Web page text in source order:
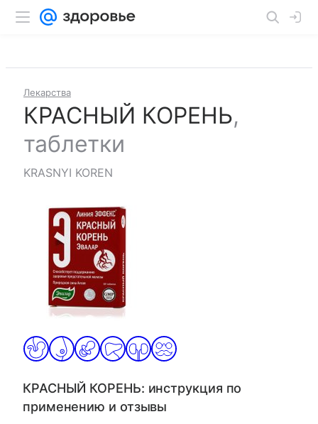
Лекарства
КРАСНЫЙ КОРЕНЬ,
таблетки
KRASNYI KOREN
КРАСНЫЙ КОРЕНЬ: инструкция по
применению и отзывы